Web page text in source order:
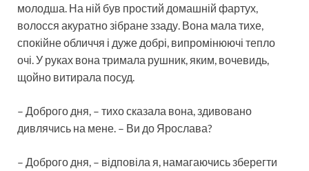
молодша. На ній був простий домашній фартух,
волосся акуратно зібране ззаду. Вона мала тихе,
спокійне обличчя і дуже добрі, випромінюючі тепло
очі. У руках вона тримала рушник, яким, вочевидь,
щойно витирала посуд.
– Доброго дня, – тихо сказала вона, здивовано
дивлячись на мене. – Ви до Ярослава?
– Доброго дня, – відповіла я, намагаючись зберегти